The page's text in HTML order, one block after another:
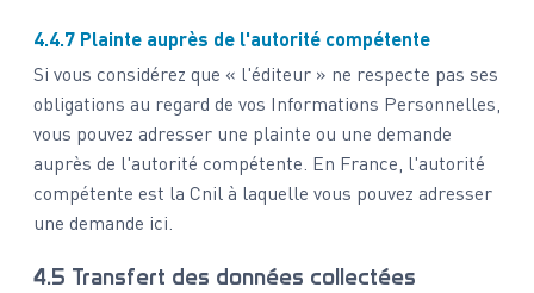
4.4.7 Plainte auprès de l'autorité compétente
Si vous considérez que « l'éditeur » ne respecte pas ses
obligations au regard de vos Informations Personnelles,
vous pouvez adresser une plainte ou une demande
auprès de l'autorité compétente. En France, l'autorité
compétente est la Cnil à laquelle vous pouvez adresser
une demande ici
4.5 Transfert des données collectées